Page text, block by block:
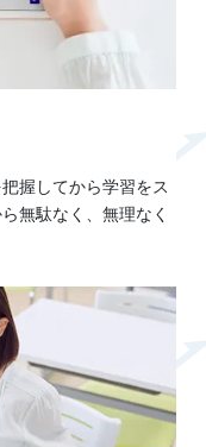
握してから学習をス
無駄なく、無理なく